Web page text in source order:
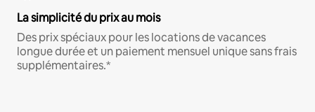
La simplicité du prix au mois
Des prix spéciaux pour les locations de vacances
longue durée et un paiement mensuel unique sans frais
supplémentaires.*